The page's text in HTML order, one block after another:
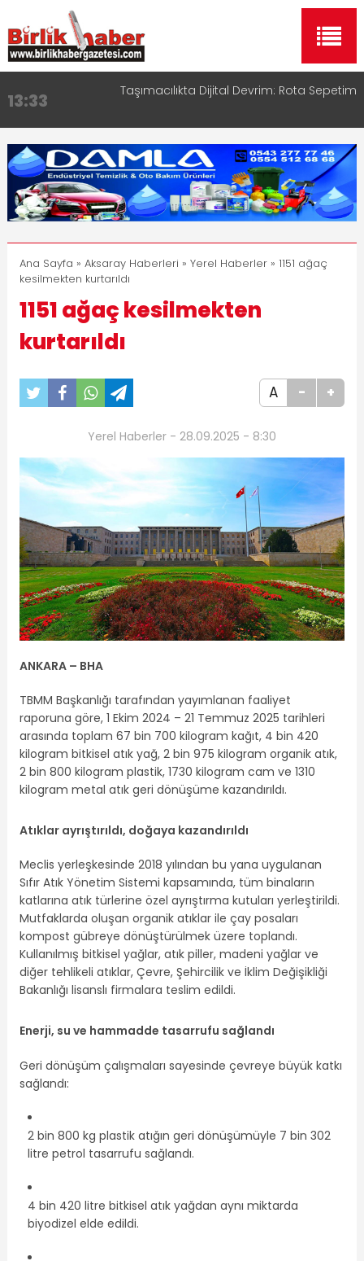
13:33 Taşımacılıkta Dijital Devrim: Rota Sepetim
Aksaray OSB Bölge Müdürü Makam Koltuğunu
Çocuklara Bıraktı
16:00
Aksaray Esnaf Rehberi ile Google ve Yapay Zeka
Aramalarında Öne Çıkın
8:23 Aksaray Esnaf Rehberi Hizmete Girdi
11:30
Ana Sayfa » Aksaray Haberleri » Yerel Haberler» 1151 ağaç
kesilmekten kurtarıldı
1151 ağaç kesilmekten
kurtarıldı
A - +
Yerel Haberler - 28.09.2025 - 8:30
ANKARA – BHA
TBMM Başkanlığı tarafından yayımlanan faaliyet
raporuna göre, 1 Ekim 2024 – 21 Temmuz 2025 tarihleri
arasında toplam 67 bin 700 kilogram kağıt, 4 bin 420
kilogram bitkisel atık yağ, 2 bin 975 kilogram organik atık,
2 bin 800 kilogram plastik, 1730 kilogram cam ve 1310
kilogram metal atık geri dönüşüme kazandırıldı.
Atıklar ayrıştırıldı, doğaya kazandırıldı
Meclis yerleşkesinde 2018 yılından bu yana uygulanan
Sıfır Atık Yönetim Sistemi kapsamında, tüm binaların
katlarına atık türlerine özel ayrıştırma kutuları yerleştirildi.
Mutfaklarda oluşan organik atıklar ile çay posaları
kompost gübreye dönüştürülmek üzere toplandı.
Kullanılmış bitkisel yağlar, atık piller, madeni yağlar ve
diğer tehlikeli atıklar, Çevre, Şehircilik ve İklim Değişikliği
Bakanlığı lisanslı firmalara teslim edildi.
Enerji, su ve hammadde tasarrufu sağlandı
Geri dönüşüm çalışmaları sayesinde çevreye büyük katkı
sağlandı:
2 bin 800 kg plastik atığın geri dönüşümüyle 7 bin 302
litre petrol tasarrufu sağlandı.
4 bin 420 litre bitkisel atık yağdan aynı miktarda
biyodizel elde edildi.